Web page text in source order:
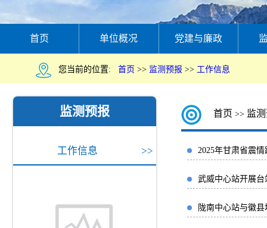
首页 单位概况 党建与廉政
您当前的位置: 首页 >> 监测预报 >> 工作信息
监测预报
工作信息 >>
首页 >> 监
2025年甘肃省震
武威中心站开展
陇南中心站与徽